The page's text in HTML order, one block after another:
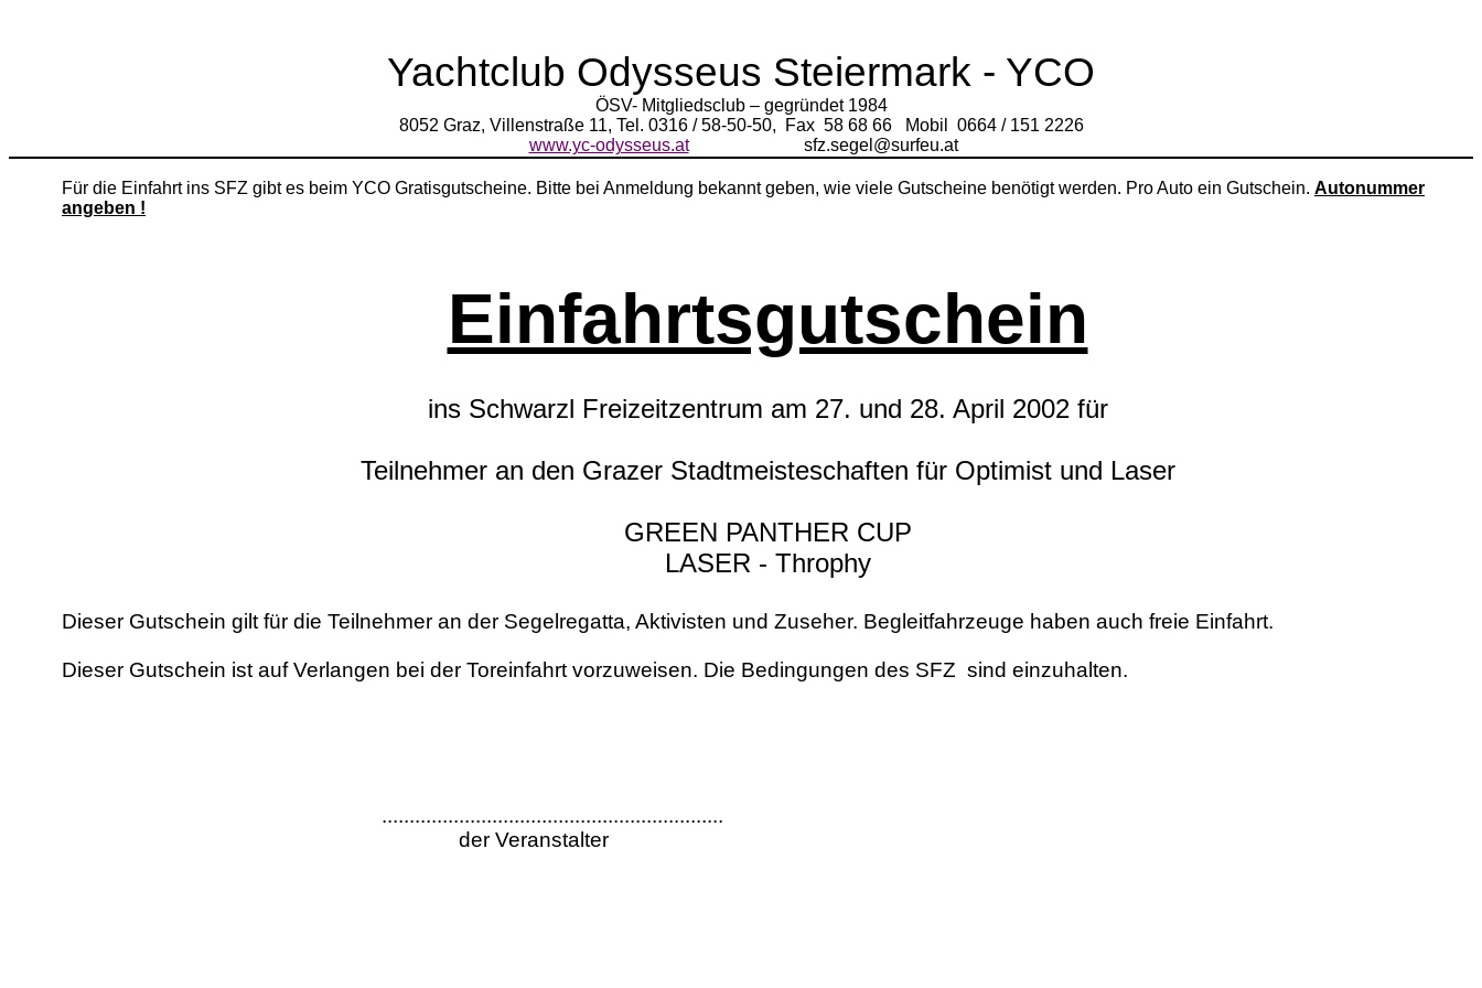
Yachtclub Odysseus Steiermark - YCO
ÖSV- Mitgliedsclub – gegründet 1984
8052 Graz, Villenstraße 11, Tel. 0316 / 58-50-50,
Fax 58 68 66 Mobil
0664 / 151 2226
www.yc-odysseus.at
sfz.segel@surfeu.at
Für die Einfahrt ins SFZ gibt es beim YCO Gratisgutscheine. Bitte bei Anmeldung bekannt geben, wie viele Gutscheine benötigt werden. Pro Auto ein Gutschein. Autonummer
angeben !
Einfahrtsgutschein
ins Schwarzl Freizeitzentrum am 27. und 28. April 2002 für
Teilnehmer an den Grazer Stadtmeisteschaften für Optimist und Laser
GREEN PANTHER CUP
LASER - Throphy
Dieser Gutschein gilt für die Teilnehmer an der Segelregatta, Aktivisten und Zuseher. Begleitfahrzeuge haben auch freie Einfahrt.
Dieser Gutschein ist auf Verlangen bei der Toreinfahrt vorzuweisen. Die Bedingungen des SFZ sind einzuhalten.
..............................................................
der Veranstalter